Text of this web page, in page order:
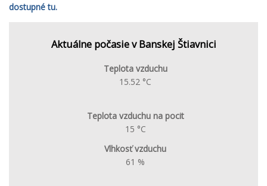
dostupné tu.
Aktuálne počasie v Banskej Štiavnici
Teplota vzduchu
15.52 °C
Teplota vzduchu na pocit
15 °C
Vlhkosť vzduchu
61 %